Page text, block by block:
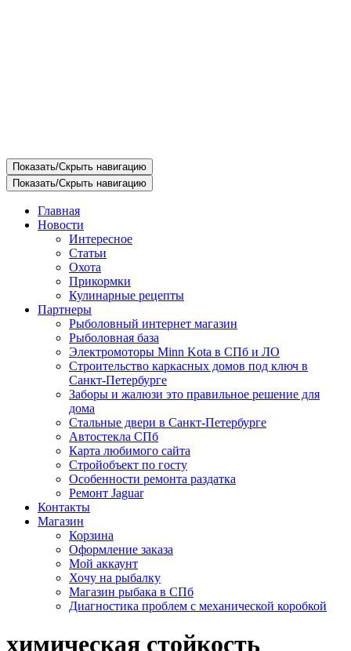
Показать/Скрыть навигацию
Показать/Скрыть навигацию
Главная
Новости
Интересное
Статьи
Охота
Прикормки
Кулинарные рецепты
Партнеры
Рыболовный интернет магазин
Рыболовная база
Электромоторы Minn Kota в СПб и ЛО
Строительство каркасных домов под ключ в
Санкт-Петербурге
Заборы и жалюзи это правильное решение для
дома
Стальные двери в Санкт-Петербурге
Автостекла СПб
Карта любимого сайта
Стройобъект по госту
Особенности ремонта раздатка
Ремонт Jaguar
Контакты
Магазин
Корзина
Оформление заказа
Мой аккаунт
Хочу на рыбалку
Магазин рыбака в СПб
Диагностика проблем с механической коробкой
химическая стойкость